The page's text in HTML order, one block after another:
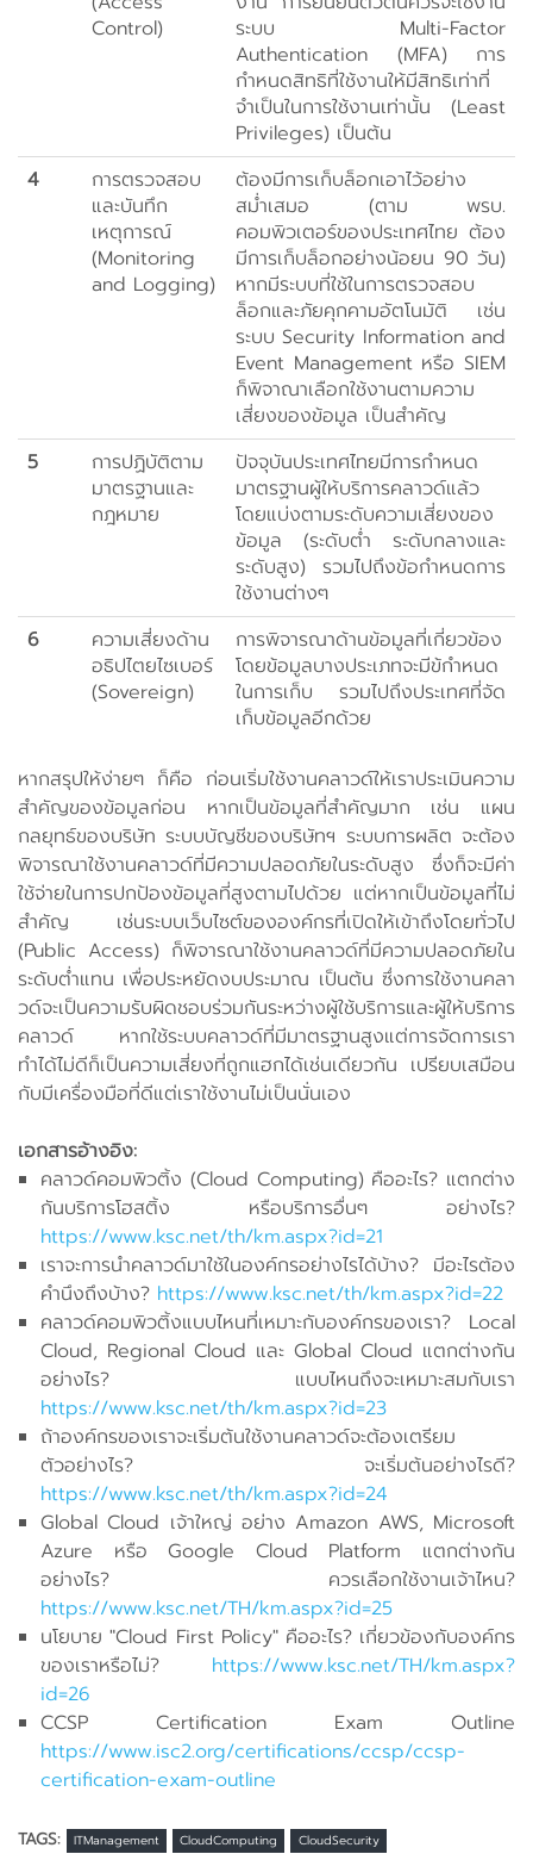
Control)
ระบบ Multi-Factor
Authentication (MFA) การ
กำหนดสิทธิที่ใช้งานให้มีสิทธิเท่าที่
จำเป็นในการใช้งานเท่านั้น (Least
Privileges) เป็นต้น
4
การตรวจสอบ
และบันทึก
เหตุการณ์
(Monitoring
and Logging)
ต้องมีการเก็บล็อกเอาไว้อย่าง
สม่ำเสมอ (ตาม พรบ.
คอมพิวเตอร์ของประเทศไทย ต้อง
มีการเก็บล็อกอย่างน้อยน 90 วัน)
หากมีระบบที่ใช้ในการตรวจสอบ
ล็อกและภัยคุกคามอัตโนมัติ เช่น
ระบบ Security Information and
Event Management หรือ SIEM
ก็พิจาณาเลือกใช้งานตามความ
เสี่ยงของข้อมูล เป็นสำคัญ
5
การปฏิบัติตาม
มาตรฐานและ
กฎหมาย
ปัจจุบันประเทศไทยมีการกำหนด
มาตรฐานผู้ให้บริการคลาวด์แล้ว
โดยแบ่งตามระดับความเสี่ยงของ
ข้อมูล (ระดับต่ำ ระดับกลางและ
ระดับสูง) รวมไปถึงข้อกำหนดการ
ใช้งานต่างๆ
6
ความเสี่ยงด้าน
อธิปไตยไซเบอร์
(Sovereign)
การพิจารณาด้านข้อมูลที่เกี่ยวข้อง
โดยข้อมูลบางประเภทจะมีข้กำหนด
ในการเก็บ รวมไปถึงประเทศที่จัด
เก็บข้อมูลอีกด้วย
หากสรุปให้ง่ายๆ ก็คือ ก่อนเริ่มใช้งานคลาวด์ให้เราประเมินความ
สำคัญของข้อมูลก่อน หากเป็นข้อมูลที่สำคัญมาก เช่น แผน
กลยุทธ์ของบริษัท ระบบบัญชีของบริษัทฯ ระบบการผลิต จะต้อง
พิจารณาใช้งานคลาวด์ที่มีความปลอดภัยในระดับสูง ซึ่งก็จะมีค่า
ใช้จ่ายในการปกป้องข้อมูลที่สูงตามไปด้วย แต่หากเป็นข้อมูลที่ไม่
สำคัญ เช่นระบบเว็บไซต์ขององค์กรที่เปิดให้เข้าถึงโดยทั่วไป
(Public Access) ก็พิจารณาใช้งานคลาวด์ที่มีความปลอดภัยใน
ระดับต่ำแทน เพื่อประหยัดงบประมาณ เป็นต้น ซึ่งการใช้งานคลา
วด์จะเป็นความรับผิดชอบร่วมกันระหว่างผู้ใช้บริการและผู้ให้บริการ
คลาวด์ หากใช้ระบบคลาวด์ที่มีมาตรฐานสูงแต่การจัดการเรา
ทำได้ไม่ดีก็เป็นความเสี่ยงที่ถูกแฮกได้เช่นเดียวกัน เปรียบเสมือน
กับมีเครื่องมือที่ดีแต่เราใช้งานไม่เป็นนั่นเอง
เอกสารอ้างอิง:
คลาวด์คอมพิวติ้ง (Cloud Computing) คืออะไร? แตกต่าง
กันบริการโฮสติ้ง หรือบริการอื่นๆ อย่างไร?
https://www.ksc.net/th/km.aspx?id=21
เราจะการนำคลาวด์มาใช้ในองค์กรอย่างไรได้บ้าง? มีอะไรต้อง
คำนึงถึงบ้าง? https://www.ksc.net/th/km.aspx?id=22
คลาวด์คอมพิวติ้งแบบไหนที่เหมาะกับองค์กรของเรา? Local
Cloud, Regional Cloud และ Global Cloud แตกต่างกัน
อย่างไร? แบบไหนถึงจะเหมาะสมกับเรา
https://www.ksc.net/th/km.aspx?id=23
ถ้าองค์กรของเราจะเริ่มต้นใช้งานคลาวด์จะต้องเตรียม
ตัวอย่างไร? จะเริ่มต้นอย่างไรดี?
https://www.ksc.net/th/km.aspx?id=24
Global Cloud เจ้าใหญ่ อย่าง Amazon AWS, Microsoft
Azure หรือ Google Cloud Platform แตกต่างกัน
อย่างไร? ควรเลือกใช้งานเจ้าไหน?
https://www.ksc.net/TH/km.aspx?id=25
นโยบาย "Cloud First Policy" คืออะไร? เกี่ยวข้องกับองค์กร
ของเราหรือไม่? https://www.ksc.net/TH/km.aspx?
id=26
CCSP Certification Exam Outline
https://www.isc2.org/certifications/ccsp/ccsp-
certification-exam-outline
TAGS: ITManagement CloudComputing CloudSecurity